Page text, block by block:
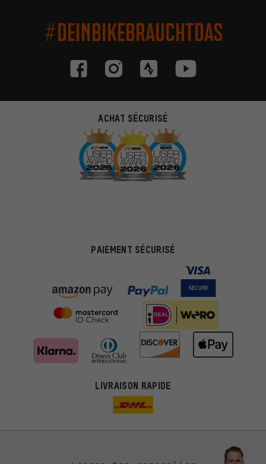
#DEINBIKEBRAUCHTDAS
ACHAT SÉCURISÉ
PAIEMENT SÉCURISÉ
LIVRAISON RAPIDE